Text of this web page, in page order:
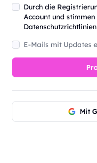
Durch die
Account und stimmen
E-Mails mit Updates
Mit